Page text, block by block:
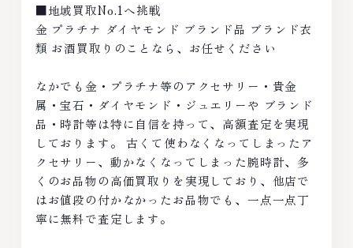
■地域買取No.1へ挑戦
金 プラチナ ダイヤモンド ブランド品 ブランド衣
類 お酒買取りのことなら、お任せください
なかでも金・プラチナ等のアクセサリー・貴金
属・宝石・ダイヤモンド・ジュエリーや ブランド
品・時計等は特に自信を持って、高額査定を実現
しております。 古くて使わなくなってしまったア
クセサリー、動かなくなってしまった腕時計、多
くのお品物の高価買取りを実現しており、他店で
はお値段の付かなかったお品物でも、一点一点丁
寧に無料で査定します。